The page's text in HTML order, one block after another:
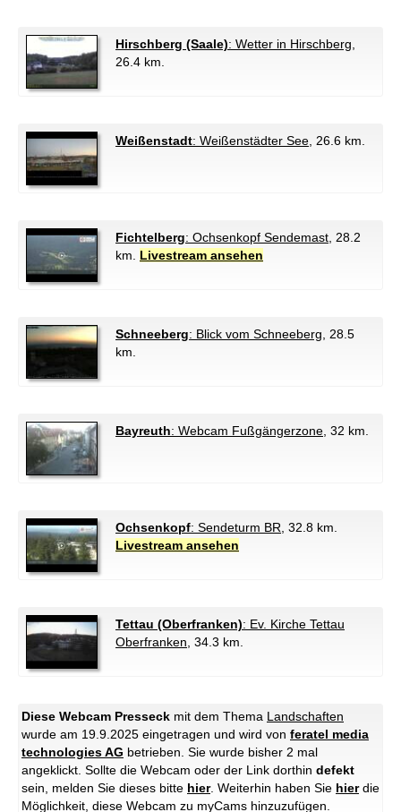
Hirschberg (Saale): Wetter in Hirschberg
26.4 km.
Weißenstadt: Weißenstädter See , 26.6 km.
Fichtelberg: Ochsenkopf Sendemast , 28.2
km. Livestream ansehen
Schneeberg: Blick vom Schneeberg , 28.5
km.
Bayreuth: Webcam Fußgängerzone , 32 km.
Ochsenkopf: Sendeturm BR , 32.8 km.
Livestream ansehen
Tettau (Oberfranken): Ev. Kirche Tettau
Oberfranken , 34.3 km.
Diese Webcam Presseck mit dem Thema Landschaften
wurde am 19.9.2025 eingetragen und wird von feratel media
technologies AG betrieben. Sie wurde bisher 2 mal
angeklickt. Sollte die Webcam oder der Link dorthin defekt
sein, melden Sie dieses bitte hier. Weiterhin haben Sie hierdie
Möglichkeit, diese Webcam zu myCams hinzuzufügen.